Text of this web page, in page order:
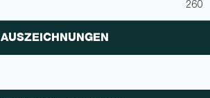
260
AUSZEICHNUNGEN